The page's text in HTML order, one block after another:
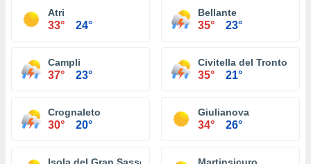
Atri
33° 24°
Bellante
35° 23°
Campli
37° 23°
Civitella del Tronto
35° 21°
Crognaleto
30° 20°
Giulianova
34° 26°